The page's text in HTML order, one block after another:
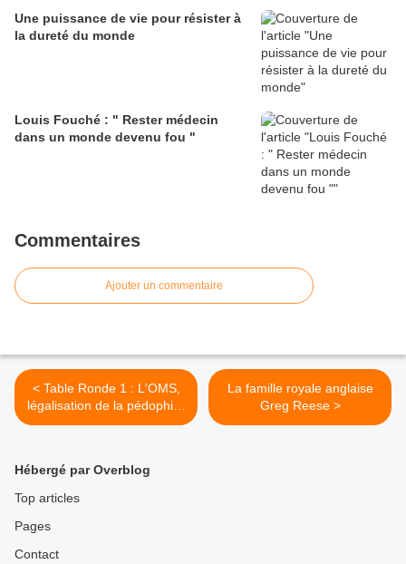
Une puissance de vie pour résister à
la dureté du monde
Louis Fouché : " Rester médecin
dans un monde devenu fou "
Commentaires
Ajouter un commentaire
< Table Ronde 1 : L'OMS,
légalisation de la pédophilie
et mutilations sur mineurs
La famille royale anglaise
Greg Reese >
Hébergé par Overblog
Top articles
Pages
Contact